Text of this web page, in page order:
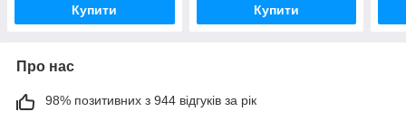
Купити Купити
Про нас
98% позитивних з 944 відгуків за рік